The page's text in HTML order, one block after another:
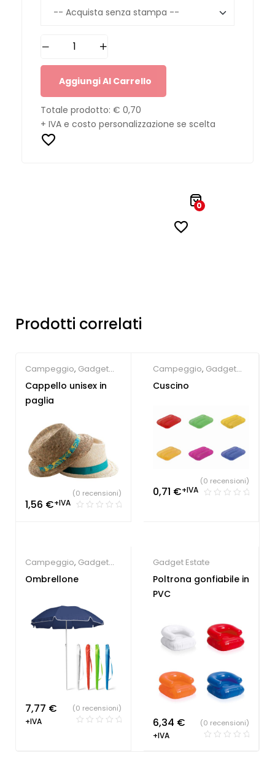
Aggiungi Al Carrello
Totale prodotto: € 0,70
+ IVA e costo personalizzazione se scelta
0
Prodotti correlati
Campeggio, Gadget
Estate
Cappello unisex in
paglia
1,56 €+IVA
(0 recensioni)
Campeggio, Gadget
Estate
Cuscino
0,71 €+IVA
(0 recensioni)
Campeggio, Gadget
Estate,Ombrello
Ombrellone
7,77 €
+IVA
(0 recensioni)
Gadget Estate
Poltrona gonfiabile in
PVC
6,34 €
+IVA
(0 recensioni)